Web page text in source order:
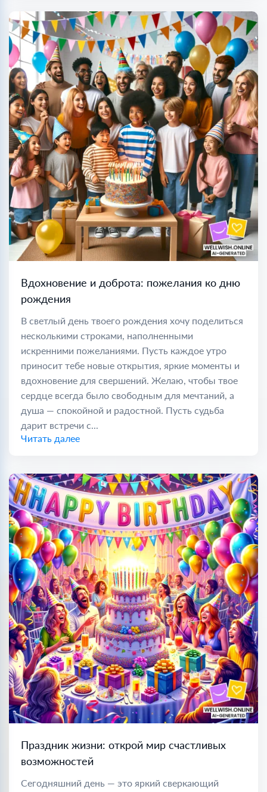
Вдохновение и доброта: пожелания ко дню
рождения
В светлый день твоего рождения хочу поделиться
несколькими строками, наполненными
искренними пожеланиями. Пусть каждое утро
приносит тебе новые открытия, яркие моменты и
вдохновение для свершений. Желаю, чтобы твое
сердце всегда было свободным для мечтаний, а
душа — спокойной и радостной. Пусть судьба
дарит встречи с...
Читать далее
Праздник жизни: открой мир счастливых
возможностей
Сегодняшний день — это яркий сверкающий